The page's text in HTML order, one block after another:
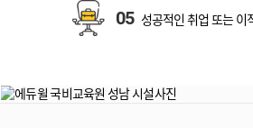
05 성공적인취업 또는 이